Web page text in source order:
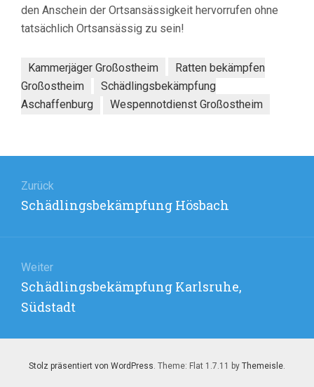
den Anschein der Ortsansässigkeit hervorrufen ohne
tatsächlich Ortsansässig zu sein!
Kammerjäger Großostheim
Ratten bekämpfen
Großostheim
Schädlingsbekämpfung
Aschaffenburg
Wespennotdienst Großostheim
Zurück
Vorheriger
Schädlingsbekämpfung Hösbach
Weiter
Nächster
Beitrag:
Schädlingsbekämpfung Karlsruhe,
Südstadt
Stolz präsentiert von WordPress. Theme: Flat 1.7.11 by Themeisle.